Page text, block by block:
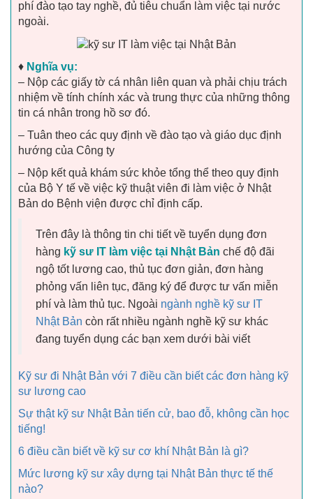
phí đào tạo tay nghề, đủ tiêu chuẩn làm việc tại nước
ngoài.
♦ Nghĩa vụ:
– Nộp các giấy tờ cá nhân liên quan và phải chịu trách
nhiệm về tính chính xác và trung thực của những thông
tin cá nhân trong hồ sơ đó.
– Tuân theo các quy định về đào tạo và giáo dục định
hướng của Công ty
– Nộp kết quả khám sức khỏe tổng thể theo quy định
của Bộ Y tế về việc kỹ thuật viên đi làm việc ở Nhật
Bản do Bệnh viện được chỉ định cấp.
Trên đây là thông tin chi tiết về tuyển dụng đơn
hàng kỹ sư IT làm việc tại Nhật Bản chế độ đãi
ngộ tốt lương cao, thủ tục đơn giản, đơn hàng
phỏng vấn liên tục, đăng ký để được tư vấn miễn
phí và làm thủ tục. Ngoài ngành nghề kỹ sư IT
Nhật Bản còn rất nhiều ngành nghề kỹ sư khác
đang tuyển dụng các bạn xem dưới bài viết
Kỹ sư đi Nhật Bản với 7 điều cần biết các đơn hàng kỹ
sư lương cao
Sự thật kỹ sư Nhật Bản tiến cử, bao đỗ, không cần học
tiếng!
6 điều cần biết về kỹ sư cơ khí Nhật Bản là gì?
Mức lương kỹ sư xây dựng tại Nhật Bản thực tế thế
nào?